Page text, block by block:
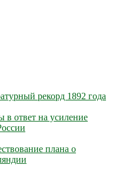
рекорд 1892 года
ответ на усиление
плана о